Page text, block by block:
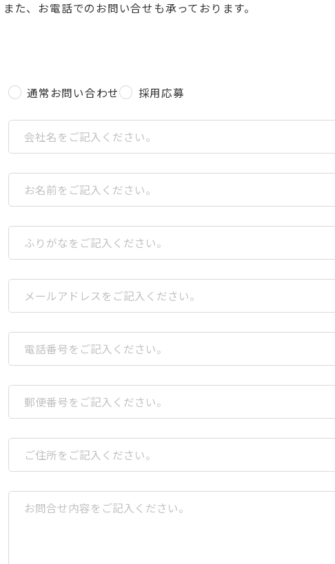
また、お電話でのお問い合せも承っております。
通常お問い合わせ 採用応募